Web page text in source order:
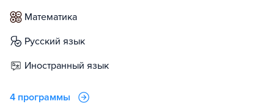
математика
русский язык
иностранный язык
4 программы